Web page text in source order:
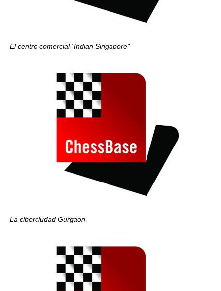
El centro comercial "Indian Singapore"
La ciberciudad Gurgaon